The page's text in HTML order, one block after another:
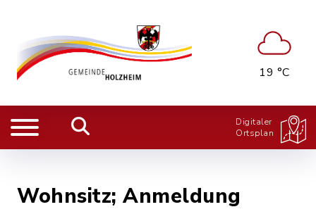
19 °C
Digitaler
Ortsplan
Wohnsitz; Anmeldung